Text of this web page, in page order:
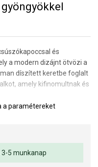
gyöngyökkel
és
a modern dizájnt ötvözi a
díszített keretbe foglalt
amely kifinomultnak és
méretéhez való könnyű
viselethez és
a paramétereket
3-5 munkanap